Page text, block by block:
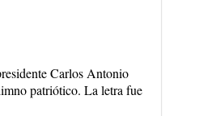
Carlos Antonio
patriótico. La letra fue